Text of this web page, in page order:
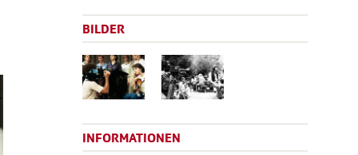
BILDER
INFORMATIONEN